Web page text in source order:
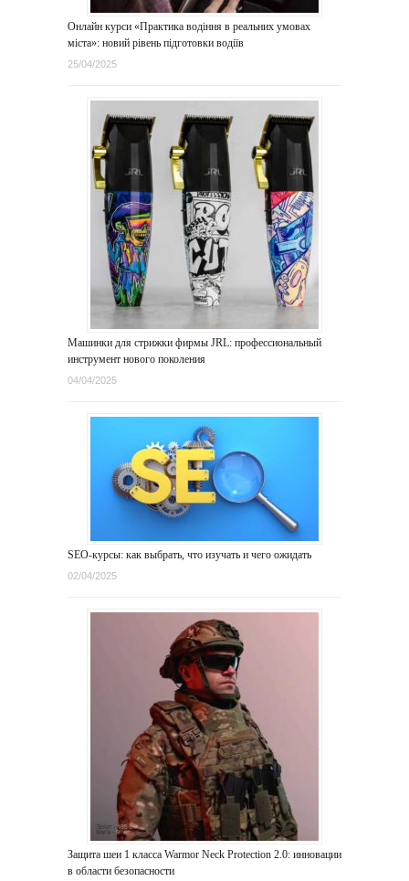
Онлайн курси «Практика водіння в реальних умовах
міста»: новий рівень підготовки водіїв
25/04/2025
Машинки для стрижки фирмы JRL: профессиональный
инструмент нового поколения
04/04/2025
SEO-курсы: как выбрать, что изучать и чего ожидать
02/04/2025
Защита шеи 1 класса Warmor Neck Protection 2.0: инновации
в области безопасности